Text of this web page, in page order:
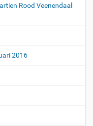
Rood Veenendaal
2016